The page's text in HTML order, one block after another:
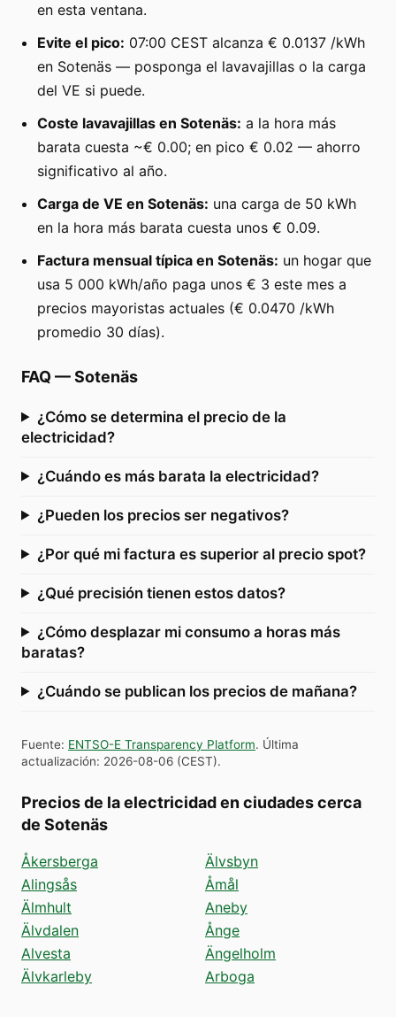
en esta ventana.
Evite el pico: 07:00 CEST alcanza € 0.0137 /kWh
en Sotenäs — posponga el lavavajillas o la carga
del VE si puede.
Coste lavavajillas en Sotenäs: a la hora más
barata cuesta ~€ 0.00; en pico € 0.02 — ahorro
significativo al año.
Carga de VE en Sotenäs: una carga de 50 kWh
en la hora más barata cuesta unos € 0.09.
Factura mensual típica en Sotenäs: un hogar que
usa 5 000 kWh/año paga unos € 3 este mes a
precios mayoristas actuales (€ 0.0470 /kWh
promedio 30 días).
FAQ —Sotenäs
¿Cómo se determina el precio de la
electricidad?
¿Cuándo es más barata la electricidad?
¿Pueden los precios ser negativos?
¿Por qué mi factura es superior al precio spot?
¿Qué precisión tienen estos datos?
¿Cómo desplazar mi consumo a horas más
baratas?
¿Cuándo se publican los precios de mañana?
Fuente: ENTSO-E Transparency Platform. Última
actualización: 2026-08-06 (CEST).
Precios de la electricidad en ciudades cerca
de Sotenäs
Åkersberga
Alingsås
Älmhult
Älvdalen
Alvesta
Älvkarleby
Älvsbyn
Åmål
Aneby
Ånge
Ängelholm
Arboga